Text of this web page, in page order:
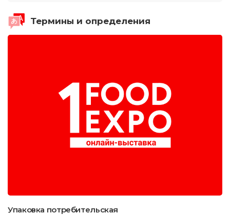
Термины и определения
Упаковка потребительская